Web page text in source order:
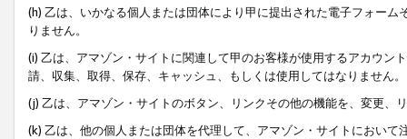
(h) 乙は、いかなる個人または団体により甲に提出された電子フォー
りません。
(i) 乙は、アマゾン・サイトに関連して甲のお客様が使用するアカウン
請、収集、取得、保存、キャッシュ、もしくは使用してはなりません。
(j) 乙は、アマゾン・サイトのボタン、リンクその他の機能を、変更、
(k) 乙は、他の個人または団体を代理して、アマゾン・サイトにおい